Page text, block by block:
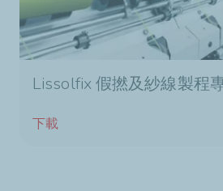
Lissolfix 假撚及紗線製程
下載